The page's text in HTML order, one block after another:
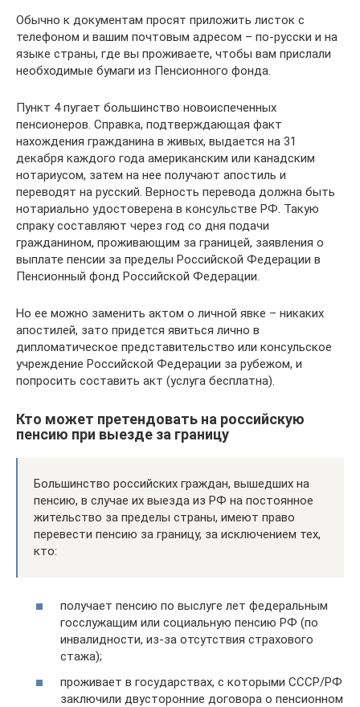
Обычно к документам просят приложить листок с
телефоном и вашим почтовым адресом – по-русски и на
языке страны, где вы проживаете, чтобы вам прислали
необходимые бумаги из Пенсионного фонда.
Пункт 4 пугает большинство новоиспеченных
пенсионеров. Справка, подтверждающая факт
нахождения гражданина в живых, выдается на 31
декабря каждого года американским или канадским
нотариусом, затем на нее получают апостиль и
переводят на русский. Верность перевода должна быть
нотариально удостоверена в консульстве РФ. Такую
спраку составляют через год со дня подачи
гражданином, проживающим за границей, заявления о
выплате пенсии за пределы Российской Федерации в
Пенсионный фонд Российской Федерации.
Но ее можно заменить актом о личной явке – никаких
апостилей, зато придется явиться лично в
дипломатическое представительство или консульское
учреждение Российской Федерации за рубежом, и
попросить составить акт (услуга бесплатна).
Кто может претендовать на российскую
пенсию при выезде за границу
Большинство российских граждан, вышедших на
пенсию, в случае их выезда из РФ на постоянное
жительство за пределы страны, имеют право
перевести пенсию за границу, за исключением тех,
кто:
получает пенсию по выслуге лет федеральным
госслужащим или социальную пенсию РФ (по
инвалидности, из-за отсутствия страхового
стажа);
проживает в государствах, с которыми СССР/РФ
заключили двусторонние договора о пенсионном